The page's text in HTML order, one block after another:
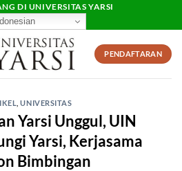
DI UNIVERSITAS YARSI
PENDAFTARAN
,UNIVERSITAS
Yarsi Unggul, UIN
Yarsi, Kerjasama
Bimbingan